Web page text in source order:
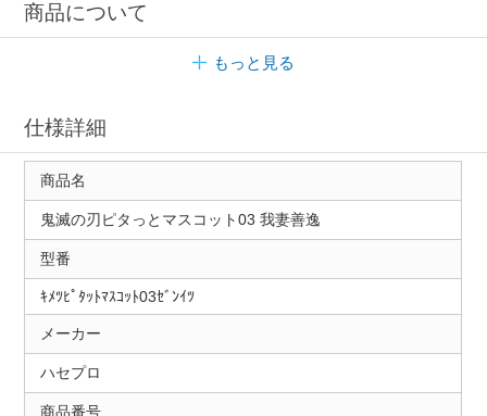
商品について
もっと見る
仕様詳細
商品名
鬼滅の刃ピタっとマスコット03 我妻善逸
型番
ｷﾒﾂﾋﾟﾀｯﾄﾏｽｺｯﾄ03ｾﾞﾝｲﾂ
メーカー
ハセプロ
商品番号